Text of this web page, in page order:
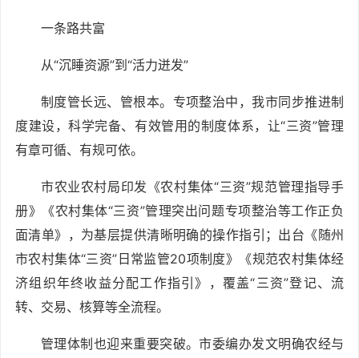
一条路共富
从“沉睡资源”到“活力迸发”
制度管长远、管根本。专项整治中，我市同步推进制
度建设，科学完备、有效管用的制度体系，让“三资”管理
有章可循、有规可依。
市农业农村局印发《农村集体“三资”规范管理指导手
册》《农村集体“三资”管理突出问题专项整治等工作正负
面清单》，为基层提供清晰明确的操作指引；出台《随州
市农村集体“三资”日常监管20项制度》《规范农村集体经
济组织年终收益分配工作指引》，覆盖“三资”登记、流
转、交易、核算等全流程。
管理体制也迎来重要突破。市委编办发文明确农经与